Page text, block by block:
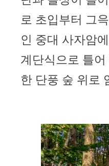
로 초입부터 그
인 중대 사자암
계단식으로 틀
한 단풍 숲 위로